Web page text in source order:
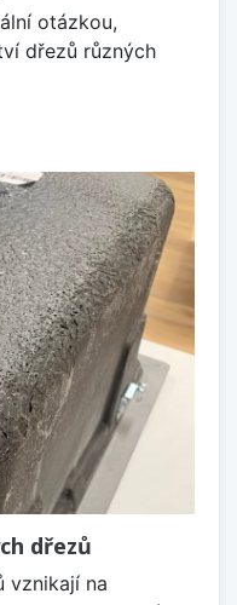
otázkou,
dřezů různých
dřezů
vznikají na